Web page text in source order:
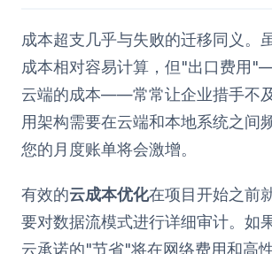
成本超支几乎与失败的迁移同义。
成本相对容易计算，但"出口费用
云端的成本——常常让企业措手不
用架构需要在云端和本地系统之间
您的月度账单将会激增。
有效的云成本优化在项目开始之前
要对数据流模式进行详细审计。如
云承诺的"节省"将在网络费用和高